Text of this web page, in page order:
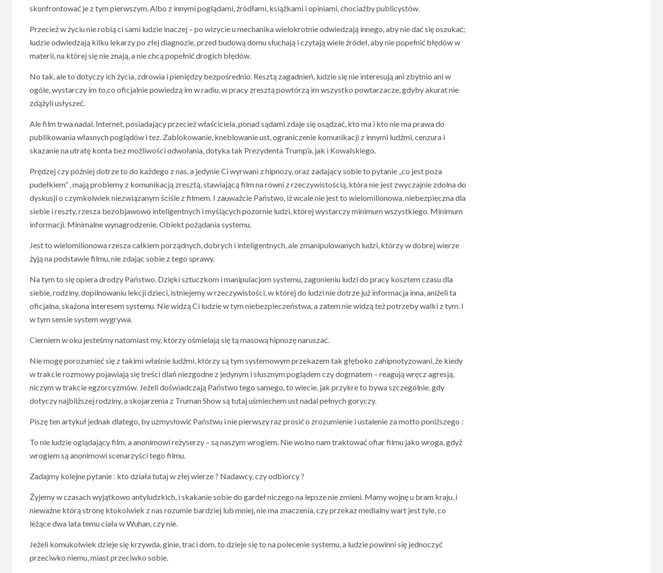
skonfrontować je z tym pierwszym. Albo z innymi poglądami, źródłami, książkami i opiniami, chociażby publicystów.
Przecież w życiu nie robią ci sami ludzie inaczej – po wizycie u mechanika wielokrotnie odwiedzają innego, aby nie dać się oszukać;
ludzie odwiedzają kilku lekarzy po złej diagnozie, przed budową domu słuchają i czytają wiele źródeł, aby nie popełnić błędów w
materii, na której się nie znają, a nie chcą popełnić drogich błędów.
No tak, ale to dotyczy ich życia, zdrowia i pieniędzy bezpośrednio. Resztą zagadnień, ludzie się nie interesują ani zbytnio ani w
ogóle, wystarczy im to,co oficjalnie powiedzą im w radiu, w pracy zresztą powtórzą im wszystko powtarzacze, gdyby akurat nie
zdążyli usłyszeć.
Ale film trwa nadal. Internet, posiadający przecież właściciela, ponad sądami zdaje się osądzać, kto ma i kto nie ma prawa do
publikowania własnych poglądów i tez. Zablokowanie, kneblowanie ust, ograniczenie komunikacji z innymi ludźmi, cenzura i
skazanie na utratę konta bez możliwości odwołania, dotyka tak Prezydenta Trump’a, jak i Kowalskiego.
Prędzej czy później dotrze to do każdego z nas, a jedynie Ci wyrwani z hipnozy, oraz zadający sobie to pytanie „co jest poza
pudełkiem” , mają problemy z komunikacją zresztą, stawiającą film na równi z rzeczywistością, która nie jest zwyczajnie zdolna do
dyskusji o czymkolwiek niezwiązanym ściśle z filmem. I zauważcie Państwo, iż wcale nie jest to wielomilionowa, niebezpieczna dla
siebie i reszty, rzesza bezobjawowo inteligentnych i myślących pozornie ludzi, której wystarczy minimum wszystkiego. Minimum
informacji. Minimalne wynagrodzenie. Obiekt pożądania systemu.
Jest to wielomilionowa rzesza całkiem porządnych, dobrych i inteligentnych, ale zmanipulowanych ludzi, którzy w dobrej wierze
żyją na podstawie filmu, nie zdając sobie z tego sprawy.
Na tym to się opiera drodzy Państwo. Dzięki sztuczkom i manipulacjom systemu, zagonieniu ludzi do pracy kosztem czasu dla
siebie, rodziny, dopilnowaniu lekcji dzieci, istniejemy w rzeczywistości, w której do ludzi nie dotrze już informacja inna, aniżeli ta
oficjalna, skażona interesem systemu. Nie widzą Ci ludzie w tym niebezpieczeństwa, a zatem nie widzą też potrzeby walki z tym. I
w tym sensie system wygrywa.
Cierniem w oku jesteśmy natomiast my, którzy ośmielają się tą masową hipnozę naruszać.
Nie mogę porozumieć się z takimi właśnie ludźmi, którzy są tym systemowym przekazem tak głęboko zahipnotyzowani, że kiedy
w trakcie rozmowy pojawiają się treści dlań niezgodne z jedynym i słusznym poglądem czy dogmatem – reagują wręcz agresją,
niczym w trakcie egzorcyzmów. Jeżeli doświadczają Państwo tego samego, to wiecie, jak przykre to bywa szczególnie, gdy
dotyczy najbliższej rodziny, a skojarzenia z Truman Show są tutaj uśmiechem ust nadal pełnych goryczy.
Piszę ten artykuł jednak dlatego, by uzmysłowić Państwu i nie pierwszy raz prosić o zrozumienie i ustalenie za motto poniższego :
To nie ludzie oglądający film, a anonimowi reżyserzy – są naszym wrogiem. Nie wolno nam traktować ofiar filmu jako wroga, gdyż
wrogiem są anonimowi scenarzyści tego filmu.
Zadajmy kolejne pytanie : kto działa tutaj w złej wierze ? Nadawcy, czy odbiorcy ?
Żyjemy w czasach wyjątkowo antyludzkich, i skakanie sobie do gardeł niczego na lepsze nie zmieni. Mamy wojnę u bram kraju, i
nieważne którą stronę ktokolwiek z nas rozumie bardziej lub mniej, nie ma znaczenia, czy przekaz medialny wart jest tyle, co
leżące dwa lata temu ciała w Wuhan, czy nie.
Jeżeli komukolwiek dzieje się krzywda, ginie, traci dom, to dzieje się to na polecenie systemu, a ludzie powinni się jednoczyć
przeciwko niemu, miast przeciwko sobie.